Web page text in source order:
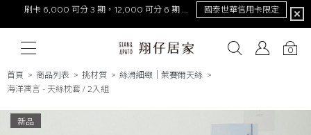
NEW！激涼熊冷。重磅回歸 去年銷量破萬件！
0
# 保潔墊
首頁 商品列表 挑材質
絲滑細緻｜萊賽爾天絲
海洋寓言 - 天絲枕套 / 2入組
新品